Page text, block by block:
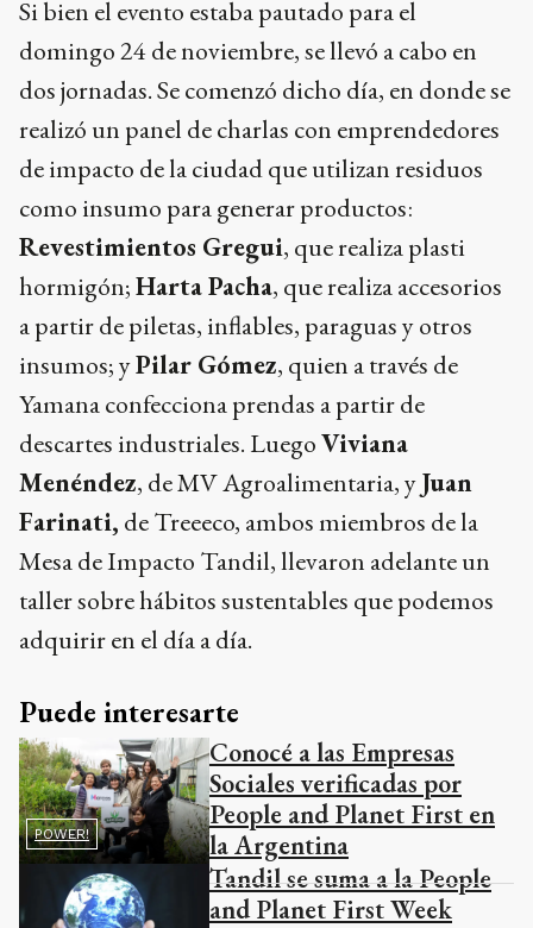
Si bien el evento estaba pautado para el
domingo 24 de noviembre, se llevó a cabo en
dos jornadas. Se comenzó dicho día, en donde se
realizó un panel de charlas con emprendedores
de impacto de la ciudad que utilizan residuos
como insumo para generar productos:
Revestimientos Gregui, que realiza plasti
hormigón;Harta Pacha, que realiza accesorios
a partir de piletas, inflables, paraguas y otros
insumos; yPilar Gómez, quien a través de
Yamana confecciona prendas a partir de
descartes industriales. LuegoViviana
Menéndez, de MV Agroalimentaria, yJuan
Farinati, de Treeeco, ambos miembros de la
Mesa de Impacto Tandil, llevaron adelante un
taller sobre hábitos sustentables que podemos
adquirir en el día a día.
Puede interesarte
POWER!
Conocé a las Empresas
Sociales verificadas por
People and Planet First en
la Argentina
Tandil se suma a la People
and Planet First Week